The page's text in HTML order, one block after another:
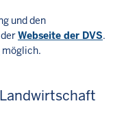
und den
Webseite der DVS.
möglich.